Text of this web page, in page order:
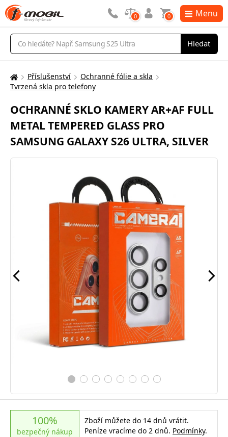
Vyhledávání
Hledat
0 0 Menu
Zde
nacházíte:
Příslušenství
Ochranné fólie a skla
Tvrzená skla pro telefony
OCHRANNÉ SKLO KAMERY AR+AF FULL
METAL TEMPERED GLASS PRO
SAMSUNG GALAXY S26 ULTRA, SILVER
100%
bezpečný nákup
Zboží můžete do 14 dnů vrátit.
Peníze vracíme do 2 dnů. Podmínky.